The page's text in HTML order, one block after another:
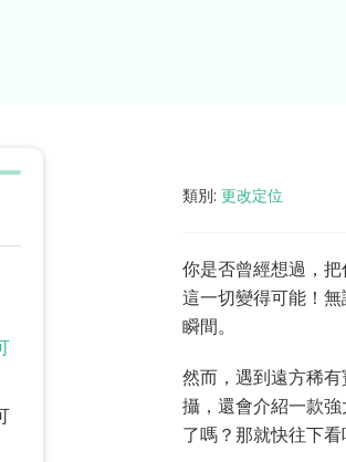
類別: 更改定位
你是否曾經想過，
這一切變得可能！
瞬間。
然而，遇到遠方稀
攝，還會介紹一款
了嗎？那就快往下看